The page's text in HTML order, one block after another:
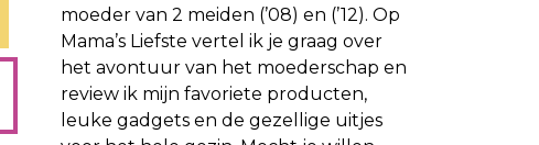
moeder van 2 meiden (’08) en (’12). Op
Mama’s Liefste vertel ik je graag over
het avontuur van het moederschap en
review ik mijn favoriete producten,
leuke gadgets en de gezellige uitjes